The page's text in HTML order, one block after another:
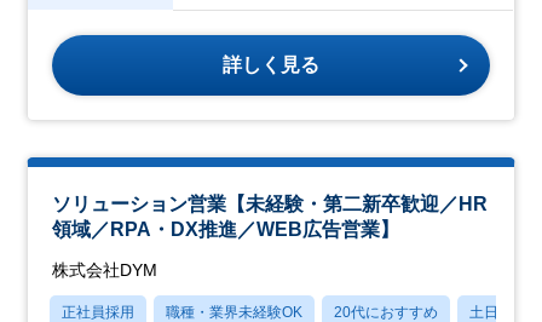
詳しく見る
ソリューション営業【未経験・第二新卒歓迎／HR
領域／RPA・DX推進／WEB広告営業】
株式会社DYM
正社員採用 職種・業界未経験OK 20代におすすめ 土日祝休み